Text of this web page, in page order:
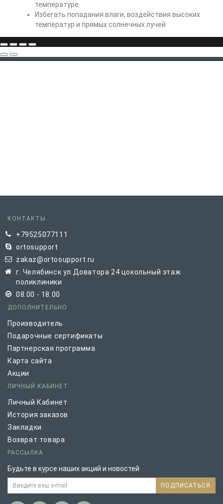
температуре
Избегать попадания влаги, воздействия высоких
температур и прямых солнечных лучей
КОНТАКТЫ
+79525077111
ortosupport
zakaz@ortosupport.ru
г. Челябинск ул.Доватора 24 цокольный этаж
поликлиники
08.00 - 18.00
ДОПОЛНИТЕЛЬНО
Производитель
Подарочные сертификаты
Партнерская программа
Карта сайта
Акции
ЛИЧНЫЙ КАБИНЕТ
Личный Кабинет
История заказов
Закладки
Возврат товара
РАССЫЛКА
Будьте в курсе наших акций и новостей
ПОДПИСАТЬСЯ